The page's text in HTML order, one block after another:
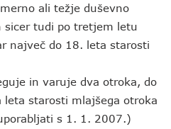
ali težje duševno
sicer tudi po tretjem letu
največ do 18. leta starosti
in varuje dva otroka, do
leta starosti mlajšega otroka
s 1. 1. 2007.)